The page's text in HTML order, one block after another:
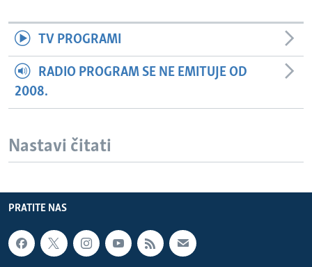
TV PROGRAMI
RADIO PROGRAM SE NE EMITUJE OD
2008.
Nastavi čitati
PRATITE NAS